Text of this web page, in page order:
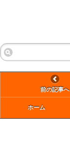
前の記事へ
ホーム